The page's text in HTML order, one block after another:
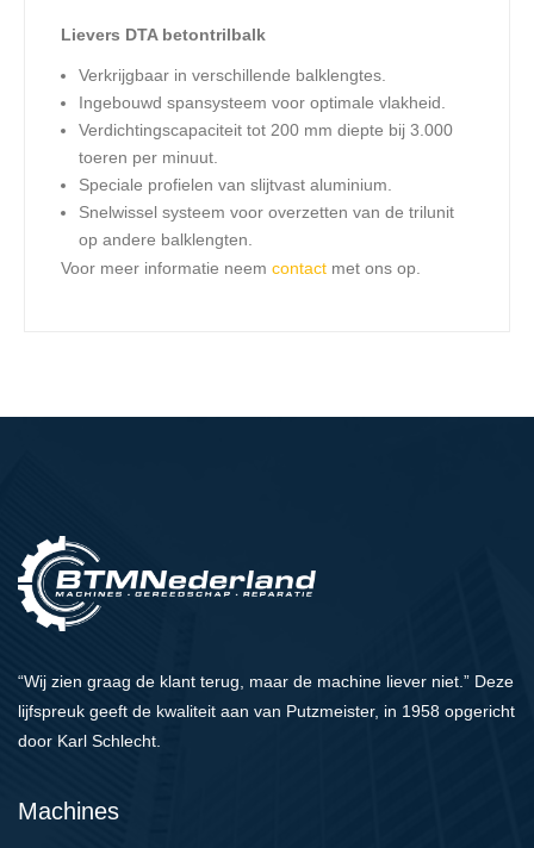
Lievers DTA betontrilbalk
Verkrijgbaar in verschillende balklengtes.
Ingebouwd spansysteem voor optimale vlakheid.
Verdichtingscapaciteit tot 200 mm diepte bij 3.000
toeren per minuut.
Speciale profielen van slijtvast aluminium.
Snelwissel systeem voor overzetten van de trilunit
op andere balklengten.
Voor meer informatie neem contact met ons op.
“Wij zien graag de klant terug, maar de machine liever niet.” Deze
lijfspreuk geeft de kwaliteit aan van Putzmeister, in 1958 opgericht
door Karl Schlecht.
Machines